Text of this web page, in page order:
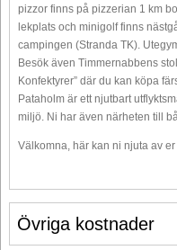
pizzor finns på pizzerian 1 km
lekplats och minigolf finns
campingen (Stranda TK).
Besök även Timmernabbens
Konfektyrer” där du kan köpa
Pataholm är ett njutbart
miljö. Ni har även närheten till
Välkomna, här kan ni njuta av
Övriga kostnader